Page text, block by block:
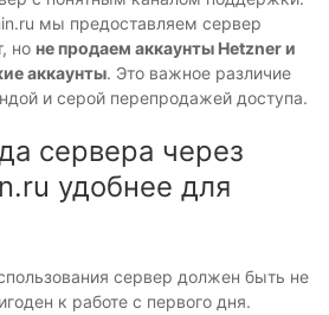
мы предоставляем сервер
но не продаем аккаунты Hetzner и
аккаунты. Это важное различие
и серой перепродажей доступа.
сервера через
удобнее для
сервер должен быть не
к работе с первого дня.